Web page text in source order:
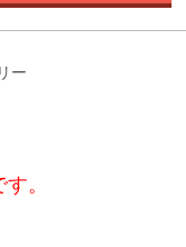
ー
。